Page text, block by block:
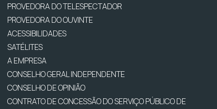
PROVEDORA DO TELESPECTADOR
PROVEDORA DO OUVINTE
ACESSIBILIDADES
SATÉLITES
A EMPRESA
CONSELHO GERAL INDEPENDENTE
CONSELHO DE OPINIÃO
CONTRATO DE CONCESSÃO DO SERVIÇO PÚBLICO DE